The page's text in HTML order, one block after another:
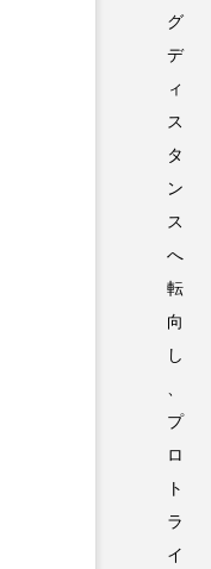
グ
デ
ィ
ス
タ
ン
ス
へ
転
向
し
プ
ロ
ト
ラ
イ